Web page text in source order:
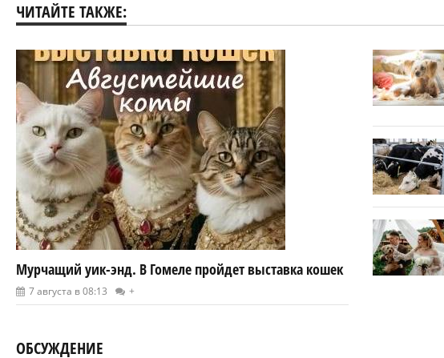
ЧИТАЙТЕ ТАКЖЕ:
Мурчащий уик-энд. В Гомеле пройдет выставка кошек
7 августа в 08:13 +
ОБСУЖДЕНИЕ